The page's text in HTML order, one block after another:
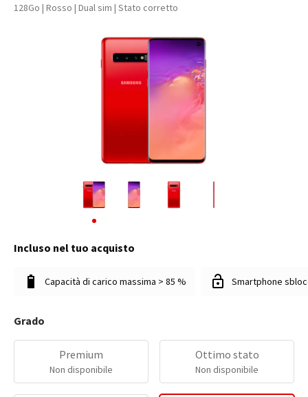
128Go | Rosso | Dual sim | Stato corretto
Incluso nel tuo acquisto
Capacità di carico massima > 85 % Smartphone
Grado
Premium
Non disponibile
Ottimo stato
Non disponibile